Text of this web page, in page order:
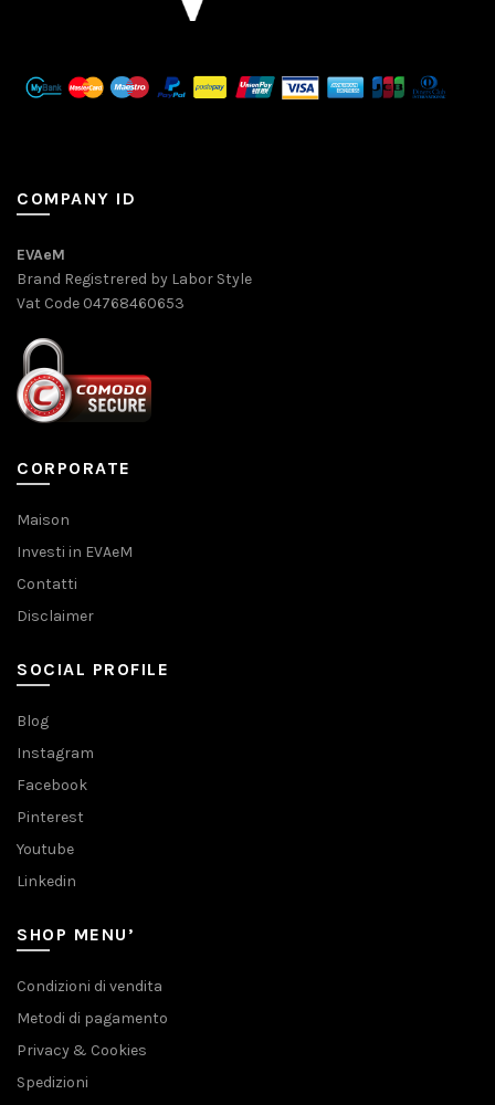
COMPANY ID
EVAeM
Brand Registrered by Labor Style
Vat Code 04768460653
CORPORATE
Maison
Investi in EVAeM
Contatti
Disclaimer
SOCIAL PROFILE
Blog
Instagram
Facebook
Pinterest
Youtube
Linkedin
SHOP MENU’
Condizioni di vendita
Metodi di pagamento
Privacy & Cookies
Spedizioni